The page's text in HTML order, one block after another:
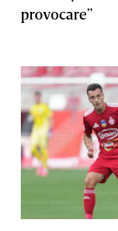
provocare”